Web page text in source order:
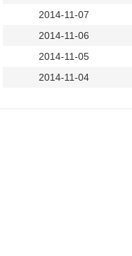
2014-11-07
2014-11-06
2014-11-05
2014-11-04